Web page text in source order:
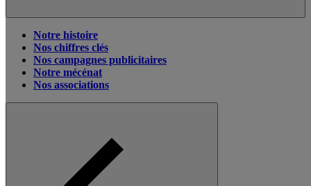
Notre histoire
Nos chiffres clés
Nos campagnes publicitaires
Notre mécénat
Nos associations